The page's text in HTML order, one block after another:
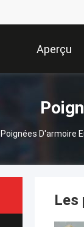
Aperçu
Poignées D'armoire
Les